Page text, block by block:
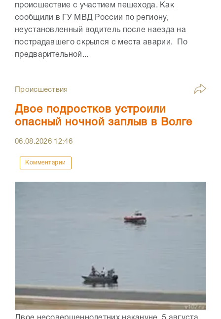
происшествие с участием пешехода. Как
сообщили в ГУ МВД России по региону,
неустановленный водитель после наезда на
пострадавшего скрылся с места аварии. По
предварительной...
Происшествия
Двое подростков устроили
опасный ночной заплыв в Волге
06.08.2026 12:46
Комментарии